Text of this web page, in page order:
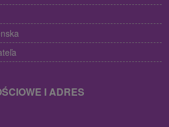
I ADRES